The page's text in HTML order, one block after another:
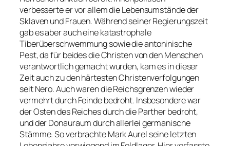
verbesserte er vor allem die Lebensumstände der
Sklaven und Frauen. Während seiner Regierungszeit
gab es aber auch eine katastrophale
Tiberüberschwemmung sowie die antoninische
Pest, da für beides die Christen von den Menschen
verantwortlich gemacht wurden, kam es in dieser
Zeit auch zu den härtesten Christenverfolgungen
seit Nero. Auch waren die Reichsgrenzen wieder
vermehrt durch Feinde bedroht. Insbesondere war
der Osten des Reiches durch die Parther bedroht,
und der Donauraum durch allerlei germanische
Stämme. So verbrachte Mark Aurel seine letzten